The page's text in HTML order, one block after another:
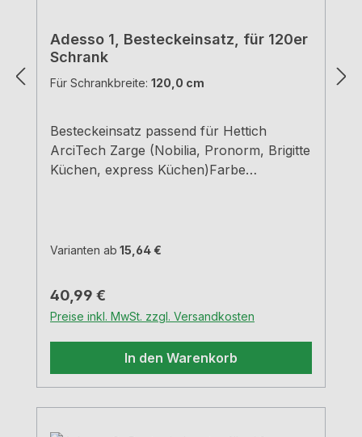
Adesso 1, Besteckeinsatz, für 120er
Schrank
Für Schrankbreite: 120,0 cm
Besteckeinsatz passend für Hettich
ArciTech Zarge (Nobilia, Pronorm, Brigitte
Küchen, express Küchen)Farbe
Varianten ab 15,64 €
Regulärer Preis:
40,99 €
Preise inkl. MwSt. zzgl. Versandkosten
In den Warenkorb